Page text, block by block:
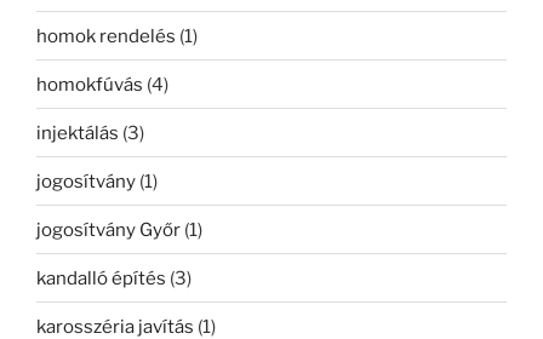
homok rendelés (1)
homokfúvás (4)
injektálás (3)
jogosítvány (1)
jogosítvány Győr (1)
kandalló építés (3)
karosszéria javítás (1)